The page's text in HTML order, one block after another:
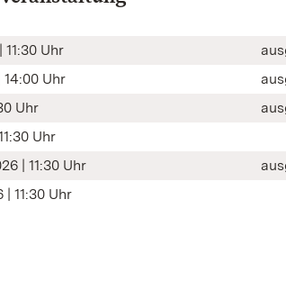
Uhr
Uhr
Uhr
Uhr
| 11:30 Uhr
11:30 Uhr